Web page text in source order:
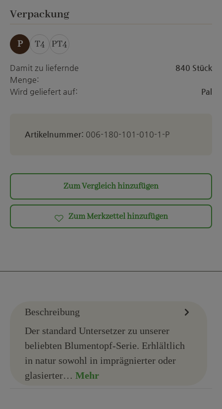
ett
Verpackungauswählen
P T4 PT4
Damit zu liefernde
Menge:
840 Stück
Wird geliefert auf: Pal
Artikelnummer: 006-180-101-010-1-P
Zum Vergleich hinzufügen
Zum Merkzettel hinzufügen
Beschreibung
Der standard Untersetzer zu unserer
beliebten Blumentopf-Serie. Erhlältlich
in natur sowohl in imprägnierter oder
glasierter… Mehr